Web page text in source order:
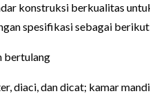
konstruksi berkualitas
spesifikasi sebagai
bertulang
diaci, dan dicat; kamar